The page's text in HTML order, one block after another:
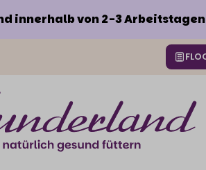
innerhalb von 2-3 Arbeitstagen